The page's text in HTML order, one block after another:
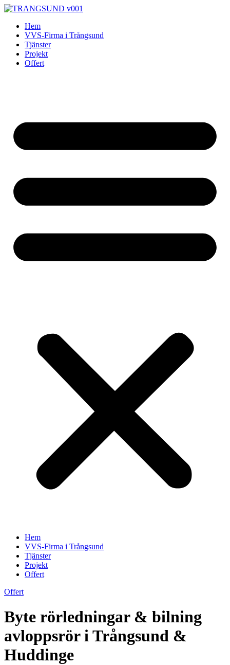
Skip
contentHem
VVS-Firma i Trångsund
Tjänster
Projekt
Offert
Hem
VVS-Firma i Trångsund
Tjänster
Projekt
Offert
Offert
Byte rörledningar & bilning
avloppsrör i Trångsund &
Huddinge